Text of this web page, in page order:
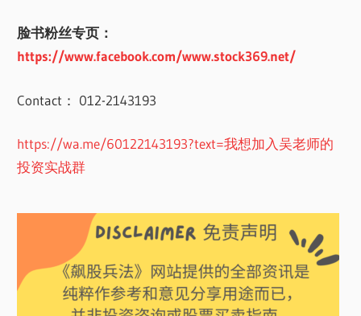
脸书粉丝专页：
https://www.facebook.com/www.stock369.net/
Contact： 012-2143193
https://wa.me/60122143193?text=我想加入吴老师的
投资实战群